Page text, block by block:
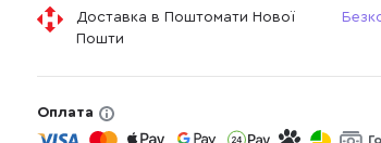
Доставка в Поштомати Нової
Пошти
Оплата